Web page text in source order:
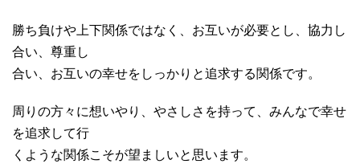
勝ち負けや上下関係ではなく、お互いが必要とし、協力し
合い、尊重し
合い、お互いの幸せをしっかりと追求する関係です。
周りの方々に想いやり、やさしさを持って、みんなで幸せ
を追求して行
くような関係こそが望ましいと思います。